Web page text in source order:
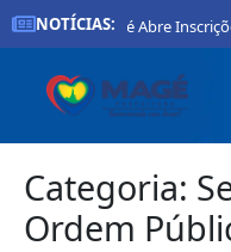
NOTÍCIAS:
De Magé Abre Inscrições
Categoria:
Ordem